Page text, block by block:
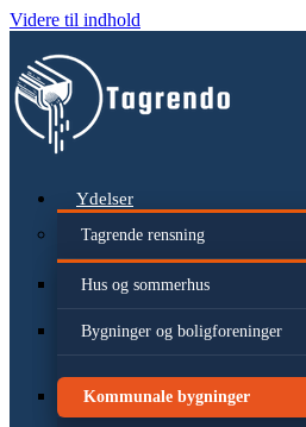
Videre til indhold
Ydelser
Tagrende rensning
Hus og sommerhus
Bygninger og boligforeninger
Kommunale bygninger